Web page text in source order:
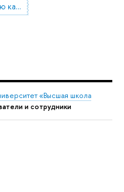
Обучение говорению как вида речевой деятельности
«Высшая школа
и сотрудники